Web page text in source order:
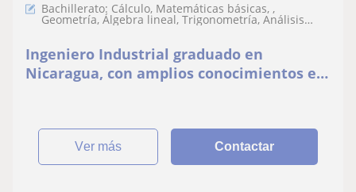
Bachillerato: Cálculo, Matemáticas básicas, ,
Geometría, Álgebra lineal, Trigonometría, Análisis
numérico, Teoría de números
Ingeniero Industrial graduado en
Nicaragua, con amplios conocimientos en
ver más Contactar